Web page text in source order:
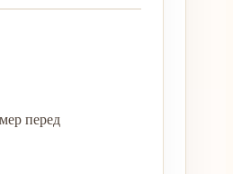
перед